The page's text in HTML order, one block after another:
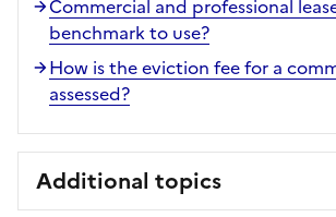
Commercial and professional
benchmark to use?
How is the eviction fee for a
assessed?
Additional topics